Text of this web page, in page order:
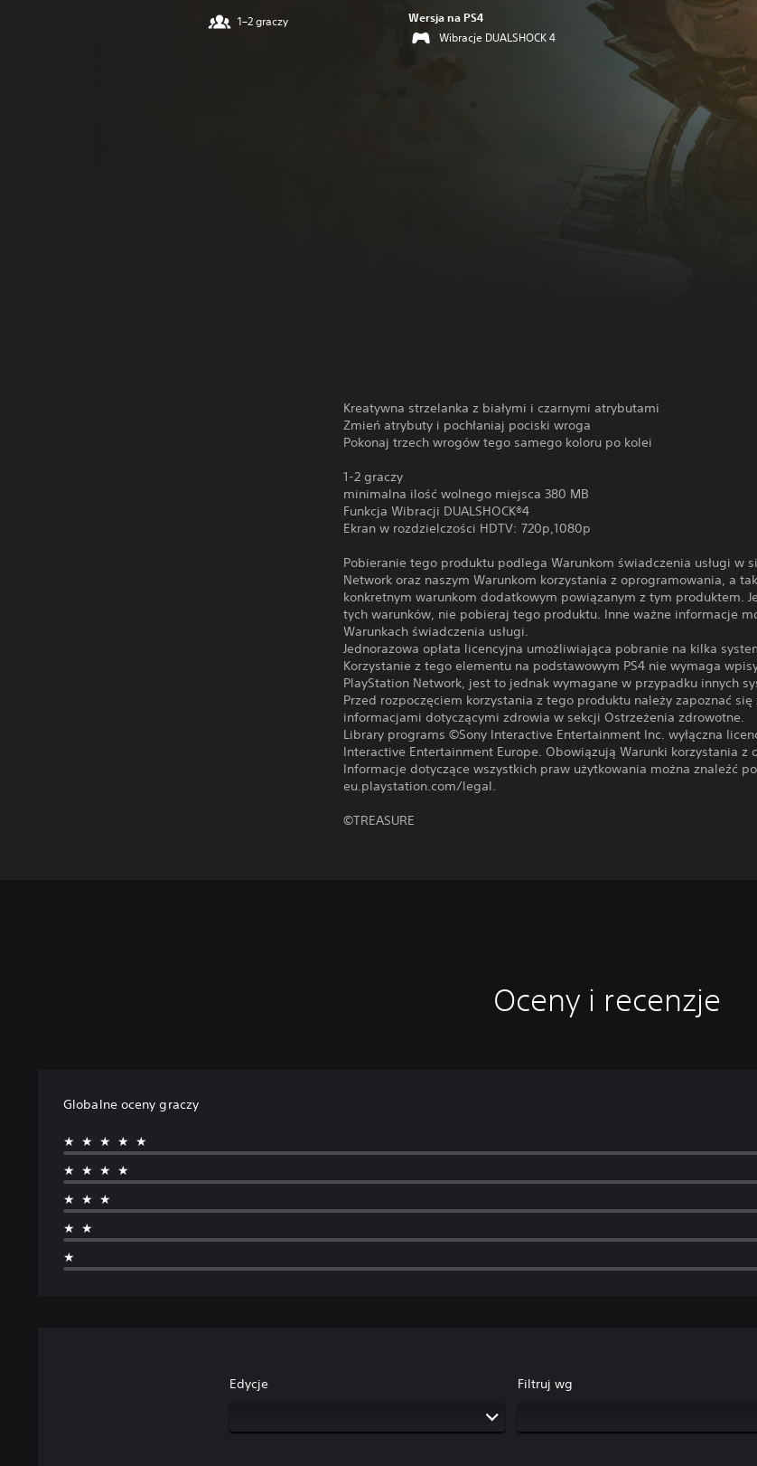
1–2 graczy Wersja na PS4
Wibracje DUALSHOCK 4
Kreatywna strzelanka z białymi i czarnymi atrybutami
Zmień atrybuty i pochłaniaj pociski wroga
Pokonaj trzech wrogów tego samego koloru po kolei
1-2 graczy
minimalna ilość wolnego miejsca 380 MB
Funkcja Wibracji DUALSHOCK®4
Ekran w rozdzielczości HDTV: 720p,1080p
Pobieranie tego produktu podlega Warunkom świadczenia usługi w
Network oraz naszym Warunkom korzystania z oprogramowania, a
konkretnym warunkom dodatkowym powiązanym z tym produktem.
tych warunków, nie pobieraj tego produktu. Inne ważne informacje
Warunkach świadczenia usługi.
Jednorazowa opłata licencyjna umożliwiająca pobranie na kilka
Korzystanie z tego elementu na podstawowym PS4 nie wymaga
PlayStation Network, jest to jednak wymagane w przypadku innych
Przed rozpoczęciem korzystania z tego produktu należy zapoznać się
informacjami dotyczącymi zdrowia w sekcji Ostrzeżenia zdrowotne.
Library programs ©Sony Interactive Entertainment Inc. wyłączna
Interactive Entertainment Europe. Obowiązują Warunki korzystania z
Informacje dotyczące wszystkich praw użytkowania można znaleźć
eu.playstation.com/legal.
©TREASURE
Oceny i recenzje
Globalne oceny graczy
★★★★★
★★★★
★★★
★★
★
Edycje Filtruj wg